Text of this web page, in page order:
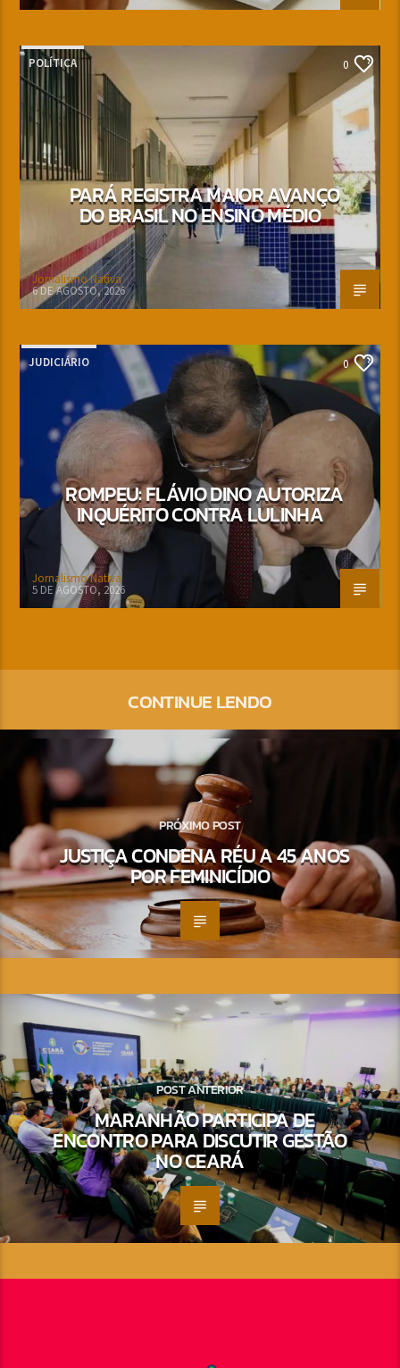
POLÍTICA 0
PARÁ REGISTRA MAIOR AVANÇO
DO BRASIL NO ENSINO MÉDIO
Jornalismo Nativa
6 DE AGOSTO, 2026
JUDICIÁRIO 0
ROMPEU: FLÁVIO DINO AUTORIZA
INQUÉRITO CONTRA LULINHA
Jornalismo Nativa
5 DE AGOSTO, 2026
CONTINUE LENDO
PRÓXIMO POST
JUSTIÇA CONDENA RÉU A 45 ANOS
POR FEMINICÍDIO
POST ANTERIOR
MARANHÃO PARTICIPA DE
ENCONTRO PARA DISCUTIR GESTÃO
NO CEARÁ